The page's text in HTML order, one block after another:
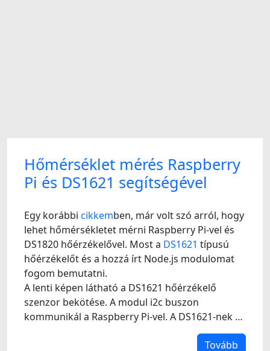
Hőmérséklet mérés Raspberry
Pi és DS1621 segítségével
Egy korábbi cikkemben, már volt szó arról, hogy
lehet hőmérsékletet mérni Raspberry Pi-vel és
DS1820 hőérzékelővel. Most a DS1621 típusú
hőérzékelőt és a hozzá írt Node.js modulomat
fogom bemutatni.
A lenti képen látható a DS1621 hőérzékelő
szenzor bekötése. A modul i2c buszon
kommunikál a Raspberry Pi-vel. A DS1621-nek …
Tovább